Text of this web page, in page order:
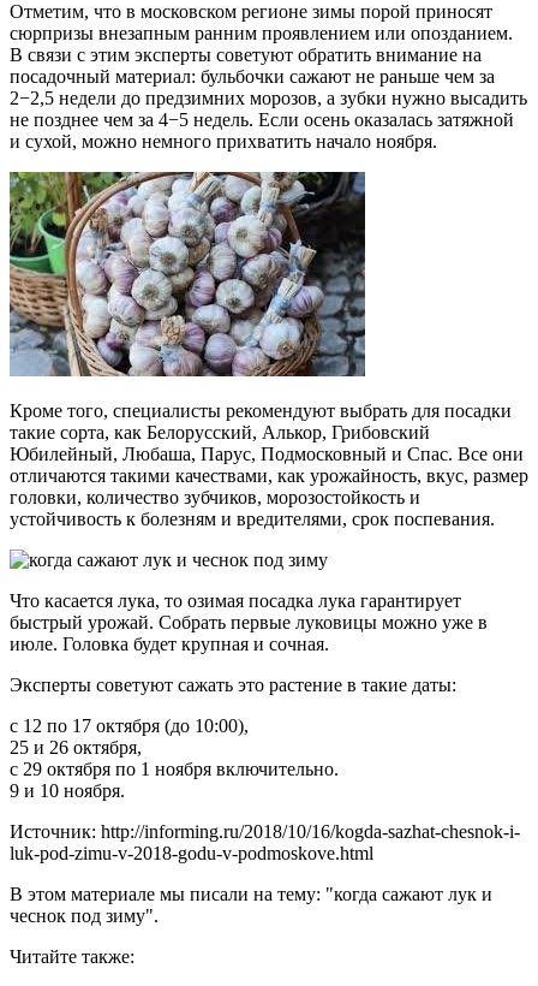
Отметим, что в московском регионе зимы порой приносят
сюрпризы внезапным ранним проявлением или опозданием.
В связи с этим эксперты советуют обратить внимание на
посадочный материал: бульбочки сажают не раньше чем за
2−2,5 недели до предзимних морозов, а зубки нужно высадить
не позднее чем за 4−5 недель. Если осень оказалась затяжной
и сухой, можно немного прихватить начало ноября.
Кроме того, специалисты рекомендуют выбрать для посадки
такие сорта, как Белорусский, Алькор, Грибовский
Юбилейный, Любаша, Парус, Подмосковный и Спас. Все они
отличаются такими качествами, как урожайность, вкус, размер
головки, количество зубчиков, морозостойкость и
устойчивость к болезням и вредителями, срок поспевания.
Что касается лука, то озимая посадка лука гарантирует
быстрый урожай. Собрать первые луковицы можно уже в
июле. Головка будет крупная и сочная.
Эксперты советуют сажать это растение в такие даты:
с 12 по 17 октября (до 10:00),
25 и 26 октября,
с 29 октября по 1 ноября включительно.
9 и 10 ноября.
Источник: http://informing.ru/2018/10/16/kogda-sazhat-chesnok-i-
luk-pod-zimu-v-2018-godu-v-podmoskove.html
В этом материале мы писали на тему: "когда сажают лук и
чеснок под зиму".
Читайте также: